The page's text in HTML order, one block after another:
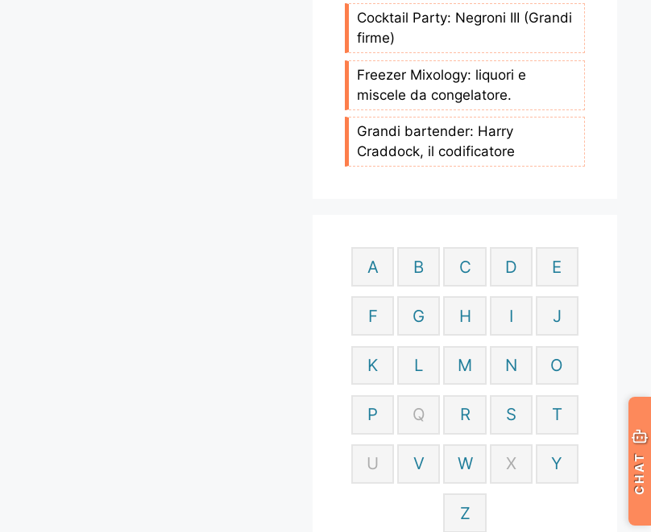
Cocktail Party: Negroni III (Grandi
firme)
Freezer Mixology: liquori e
miscele da congelatore.
Grandi bartender: Harry
Craddock, il codificatore
A B C D E
F G H I J
K L M N O
P Q R S T
U V W X Y
Z
CHAT